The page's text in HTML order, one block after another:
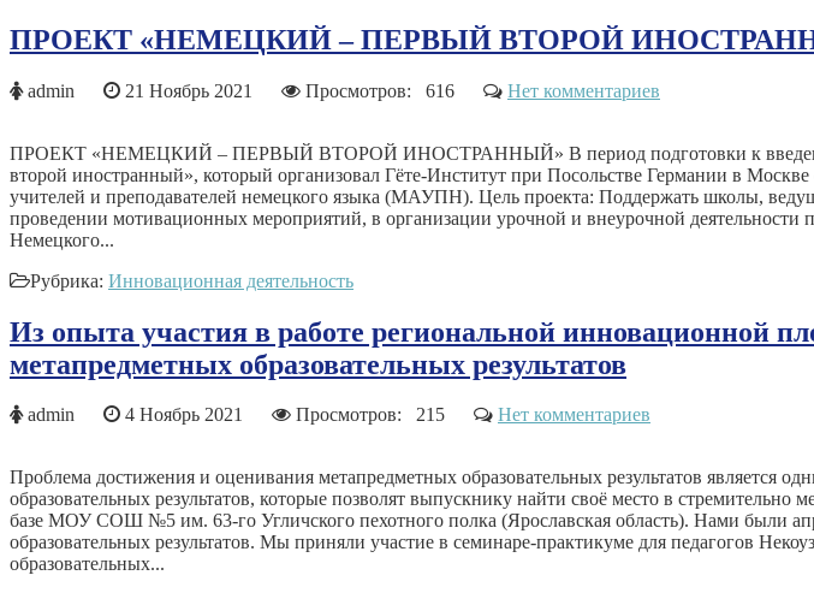
ПРОЕКТ «НЕМЕЦКИЙ – ПЕРВЫЙ ВТОРОЙ
admin 21 Ноябрь 2021 Просмотров: 616 Нет комментариев
ПРОЕКТ «НЕМЕЦКИЙ – ПЕРВЫЙ ВТОРОЙ ИНОСТРАННЫЙ» В период подготовки к введению
второй иностранный», который организовал Гёте-Институт при Посольстве Германии в
учителей и преподавателей немецкого языка (МАУПН). Цель проекта: Поддержать школы,
проведении мотивационных мероприятий, в организации урочной и внеурочной
Немецкого...
Рубрика: Инновационная деятельность
Из опыта участия в работе региональной инновационной
метапредметных образовательных результатов
admin 4 Ноябрь 2021 Просмотров: 215 Нет комментариев
Проблема достижения и оценивания метапредметных образовательных результатов является
образовательных результатов, которые позволят выпускнику найти своё место в
базе МОУ СОШ №5 им. 63-го Угличского пехотного полка (Ярославская область). Нами были
образовательных результатов. Мы приняли участие в семинаре-практикуме для педагогов
образовательных...